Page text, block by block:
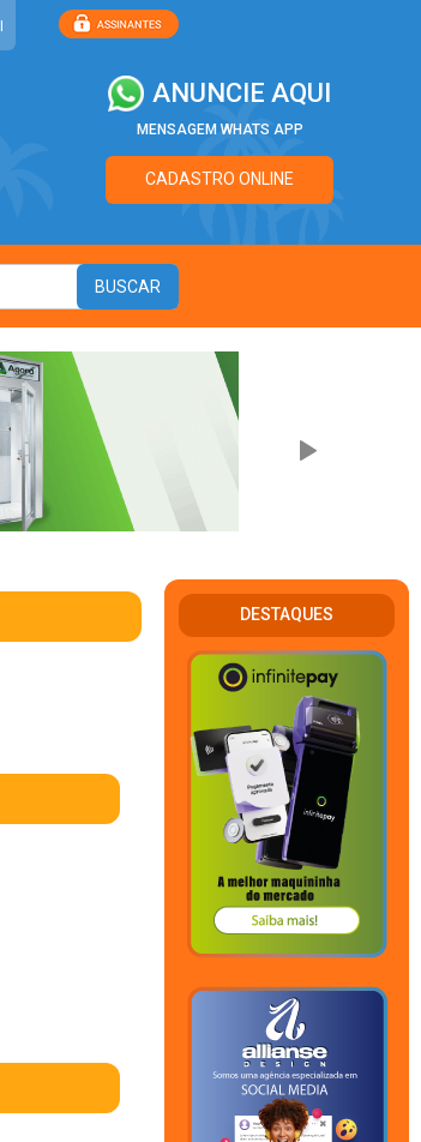
ANUNCIE AQUI
MENSAGEM WHATS APP
CADASTRO ONLINE
DESTAQUES